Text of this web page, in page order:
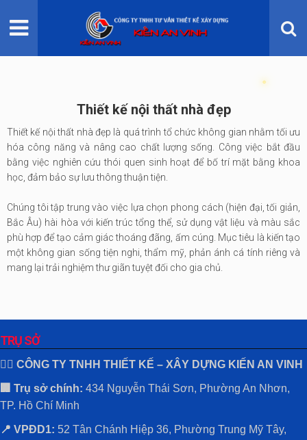
Thiết kế nội thất nhà đẹp
Thiết kế nội thất nhà đẹp là quá trình tổ chức không gian nhằm tối ưu
hóa công năng và nâng cao chất lượng sống. Công việc bắt đầu
bằng việc nghiên cứu thói quen sinh hoạt để bố trí mặt bằng khoa
học, đảm bảo sự lưu thông thuận tiện.
Chúng tôi tập trung vào việc lựa chọn phong cách (hiện đại, tối giản,
Bắc Âu) hài hòa với kiến trúc tổng thể, sử dụng vật liệu và màu sắc
phù hợp để tạo cảm giác thoáng đãng, ấm cúng. Mục tiêu là kiến tạo
một không gian sống tiện nghi, thẩm mỹ, phản ánh cá tính riêng và
mang lại trải nghiệm thư giãn tuyệt đối cho gia chủ.
TRỤ SỞ
👷‍♂️ CÔNG TY TNHH THIẾT KẾ – XÂY DỰNG KIẾN AN VINH
🏢 Trụ sở chính: 434 Nguyễn Thái Sơn, Phường An Nhơn,
TP. Hồ Chí Minh
📍 VPĐD1: 52 Tân Chánh Hiệp 36, Phường Trung Mỹ Tây,
TRANG CHỦ
THI CÔNG